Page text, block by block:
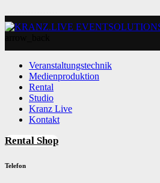
Veranstaltungstechnik
Medienproduktion
Rental
Studio
Kranz Live
Kontakt
Rental Shop
Telefon